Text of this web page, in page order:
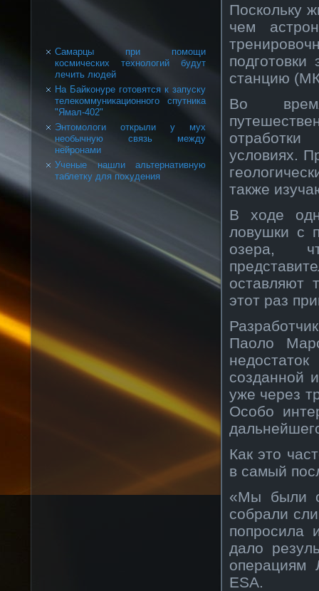
Самарцы при помощи
космических технологий будут
лечить людей
На Байконуре готовятся к запуску
телекоммуникационного спутника
"Ямал-402"
Энтомологи открыли у мух
необычную связь между
нейронами
Ученые нашли альтернативную
таблетку для похудения
Поскольку
чем
станцию
Во
условиях.
также
В ходе
ловушки с
озера,
оставляют
этот раз
Паоло
созданной
уже через
Особо
Как это
в самый
«Мы были
собрали
попросила
дало
операциям
ESA.